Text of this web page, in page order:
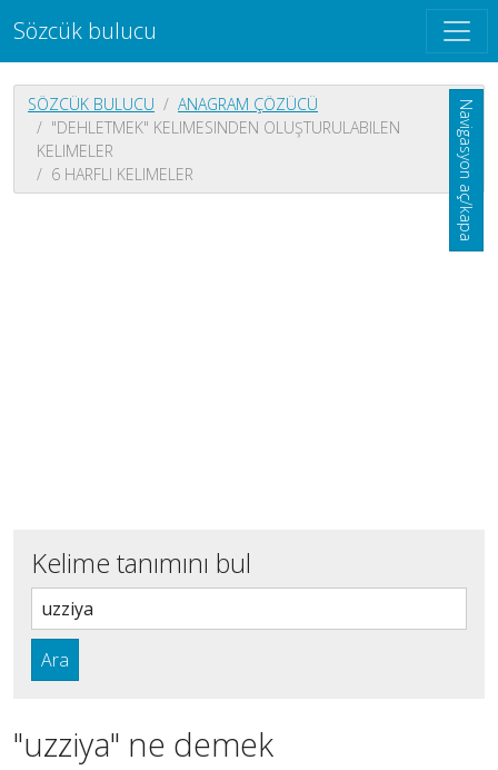
Sözcük bulucu
Navigasyon aç/kapa
SÖZCÜK BULUCU
ANAGRAM ÇÖZÜCÜ
"DEHLETMEK" KELIMESINDEN OLUŞTURULABILEN
KELIMELER
6 HARFLI KELIMELER
Kelime tanımını bul
Ara
"uzziya" ne demek